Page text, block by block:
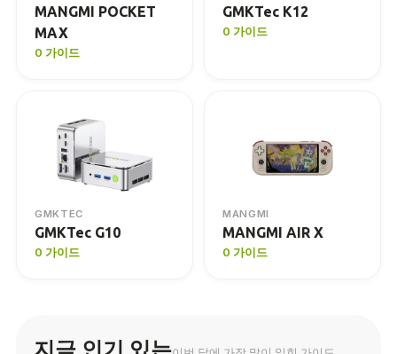
MANGMI POCKET
MAX
0 가이드
GMKTec K12
0 가이드
GMKTEC
GMKTec G10
0 가이드
MANGMI
MANGMI AIR X
0 가이드
지금 인기 있는